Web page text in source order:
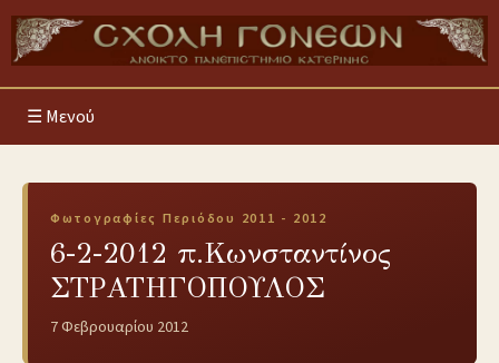
Μενού
Φωτογραφίες Περιόδου 2011 - 2012
6-2-2012 π.Κωνσταντίνος
ΣΤΡΑΤΗΓΟΠΟΥΛΟΣ
7 Φεβρουαρίου 2012